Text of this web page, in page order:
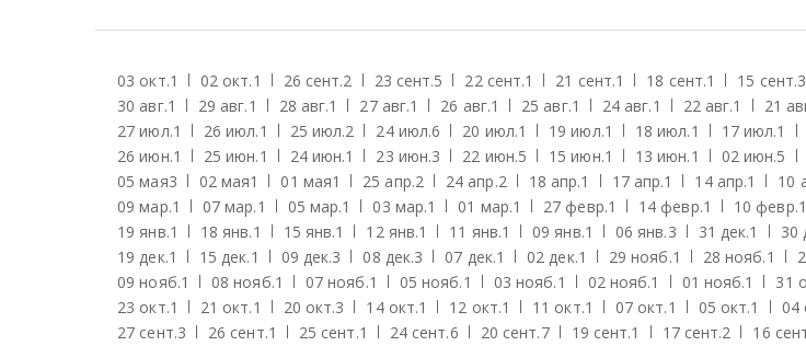
03 окт.1 02 окт.1 26 сент.2 23 сент.5 22 сент.1 21 сент.1 18 сент.1 15 сент.3
30 авг.1 29 авг.1 28 авг.1 27 авг.1 26 авг.1 25 авг.1 24 авг.1 22 авг.1 21
27 июл.1 26 июл.1 25 июл.2 24 июл.6 20 июл.1 19 июл.1 18 июл.1 17 июл.1
26 июн.1 25 июн.1 24 июн.1 23 июн.3 22 июн.5 15 июн.1 13 июн.1 02 июн.5
05 мая3 02 мая1 01 мая1 25 апр.2 24 апр.2 18 апр.1 17 апр.1 14 апр.1 10
09 мар.1 07 мар.1 05 мар.1 03 мар.1 01 мар.1 27 февр.1 14 февр.1 10 февр.1
19 янв.1 18 янв.1 15 янв.1 12 янв.1 11 янв.1 09 янв.1 06 янв.3 31 дек.1 30
19 дек.1 15 дек.1 09 дек.3 08 дек.3 07 дек.1 02 дек.1 29 нояб.1 28 нояб.1
09 нояб.1 08 нояб.1 07 нояб.1 05 нояб.1 03 нояб.1 02 нояб.1 01 нояб.1 31
23 окт.1 21 окт.1 20 окт.3 14 окт.1 12 окт.1 11 окт.1 07 окт.1 05 окт.1 04
27 сент.3 26 сент.1 25 сент.1 24 сент.6 20 сент.7 19 сент.1 17 сент.2 16